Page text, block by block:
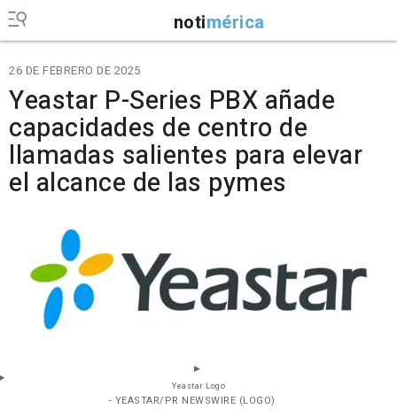
notimérica
26 DE FEBRERO DE 2025
Yeastar P-Series PBX añade
capacidades de centro de
llamadas salientes para elevar
el alcance de las pymes
Yeastar Logo
- YEASTAR/PR NEWSWIRE (LOGO)